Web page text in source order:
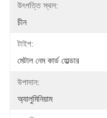
উৎপত্তি স্থল:
চীন
টাইপ:
মেটাল নেম কার্ড হোল্ডার
উপাদান:
অ্যালুমিনিয়াম